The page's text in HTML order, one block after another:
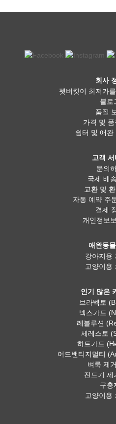
회사
펫버킷이 최저가
블로
품질
가격 및
쉼터 및 애완
고객
문의
국제 배
교환 및
자동 예약 주
결제
개인정보
애완동
강아지용
고양이용
인기 많은
브라벡토
넥스가드
레볼루션
세레스토
하트가드
어드밴티지멀티
벼룩 제
진드기 제
구충
고양이용